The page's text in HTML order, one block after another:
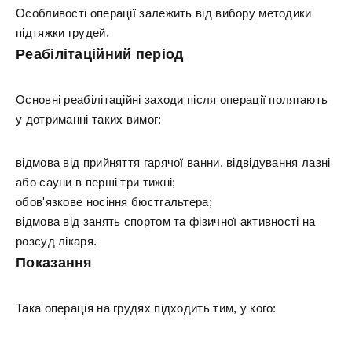
Особливості операції залежить від вибору методики
підтяжки грудей.
Реабілітаційний період
Основні реабілітаційні заходи після операції полягають
у дотриманні таких вимог:
відмова від прийняття гарячої ванни, відвідування лазні
або сауни в перші три тижні;
обов'язкове носіння бюстгальтера;
відмова від занять спортом та фізичної активності на
розсуд лікаря.
Показання
Така операція на грудях підходить тим, у кого: